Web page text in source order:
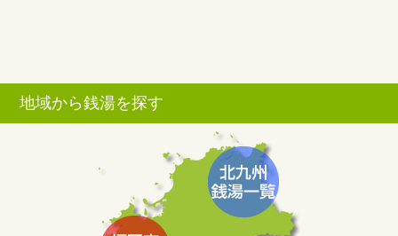
地域から銭湯を探す